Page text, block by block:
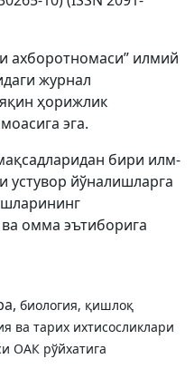
ахборотномаси” илмий
журнал
ҳорижлик
эга.
бири илм-
устувор йўналишларга
омма эътиборига
биология, қишлоқ
ва тарих ихтисосликлари
ОАК рўйхатига